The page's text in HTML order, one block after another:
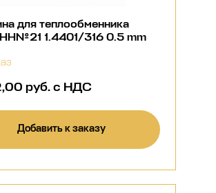
для теплообменника
1.4401/316 0.5 mm
руб. с НДС
Добавить к заказу